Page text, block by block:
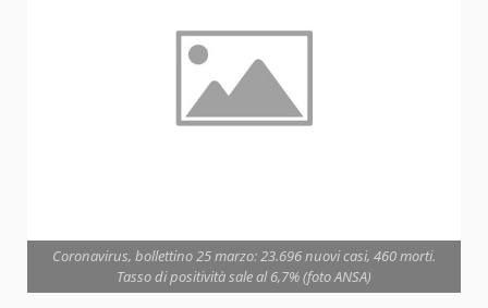
Coronavirus, bollettino 25 marzo: 23.696 nuovi casi, 460 morti.
Tasso di positività sale al 6,7% (foto ANSA)